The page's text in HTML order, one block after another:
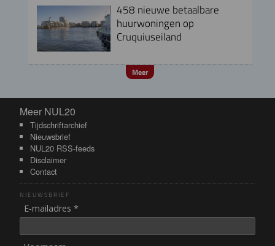
458 nieuwe betaalbare
huurwoningen op
Cruquiuseiland
Meer
Meer NUL20
Meer NUL20
Tijdschriftarchief
Nieuwsbrief
NUL20 RSS-feeds
Disclaimer
Contact
NIEUWSBRIEF
E-mailadres *